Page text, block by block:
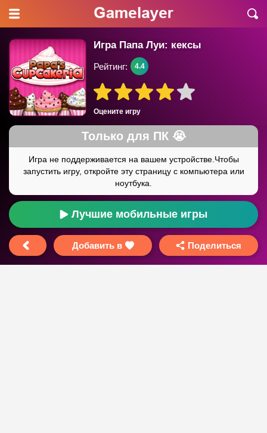
Игра Папа Луи: кексы
Оцените игру
Рейтинг: 4.4
Лучшие мобильные игры
Добавить в Поделиться